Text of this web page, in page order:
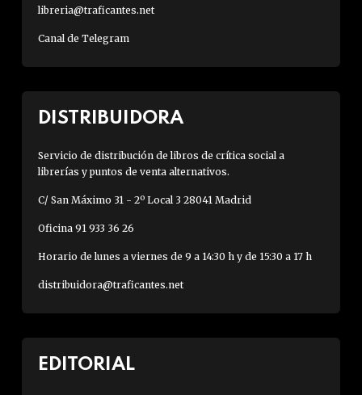
libreria@traficantes.net
Canal de Telegram
DISTRIBUIDORA
Servicio de distribución de libros de crítica social a
librerías y puntos de venta alternativos.
C/ San Máximo 31 - 2º Local 3 28041 Madrid
Oficina 91 933 36 26
Horario de lunes a viernes de 9 a 14:30 h y de 15:30 a 17 h
distribuidora@traficantes.net
EDITORIAL